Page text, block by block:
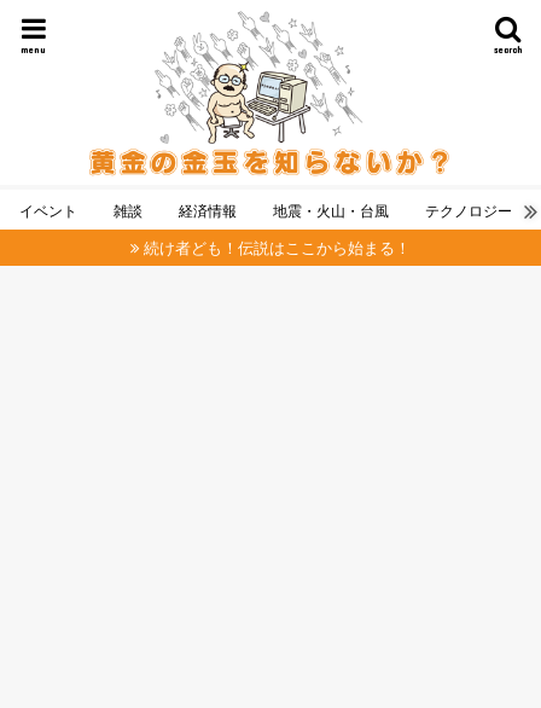
search
menu
イベント 雑談 経済情報 地震・火山・台風 テクノロジー
続け者ども！伝説はここから始まる！